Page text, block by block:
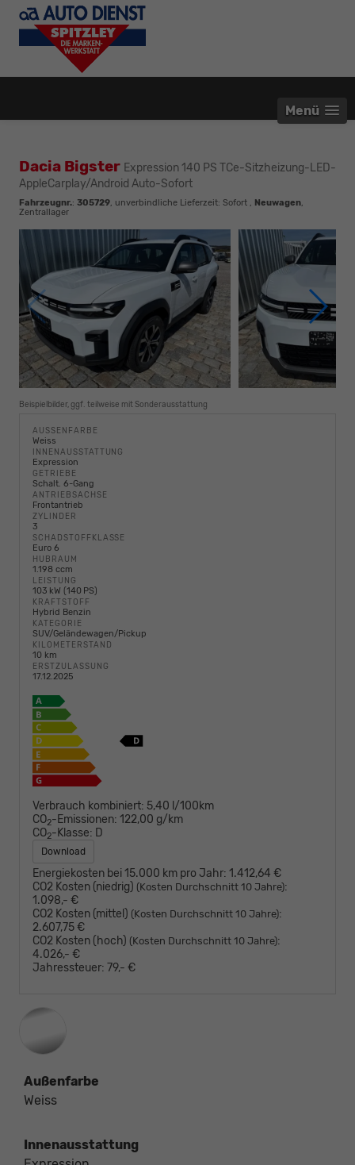
Menü
Dacia Bigster Expression 140 PS TCe-Sitzheizung-LED-
AppleCarplay/Android Auto-Sofort
Fahrzeugnr.: 305729, unverbindliche Lieferzeit: Sofort , Neuwagen,
Zentrallager
Beispielbilder, ggf. teilweise mit Sonderausstattung
AUSSENFARBE
Weiss
INNENAUSSTATTUNG
Expression
GETRIEBE
Schalt. 6-Gang
ANTRIEBSACHSE
Frontantrieb
ZYLINDER
3
SCHADSTOFFKLASSE
Euro 6
HUBRAUM
1.198 ccm
LEISTUNG
103 kW (140 PS)
KRAFTSTOFF
Hybrid Benzin
KATEGORIE
SUV/Geländewagen/Pickup
KILOMETERSTAND
10 km
ERSTZULASSUNG
17.12.2025
Verbrauch kombiniert: 5,40 l/100km
CO2-Emissionen: 122,00 g/km
CO2-Klasse: D
Download
Energiekosten bei 15.000 km pro Jahr: 1.412,64 €
CO2 Kosten (niedrig) (Kosten Durchschnitt 10 Jahre):
1.098,- €
CO2 Kosten (mittel) (Kosten Durchschnitt 10 Jahre):
2.607,75 €
CO2 Kosten (hoch) (Kosten Durchschnitt 10 Jahre):
4.026,- €
Jahressteuer: 79,- €
Außenfarbe
Weiss
Innenausstattung